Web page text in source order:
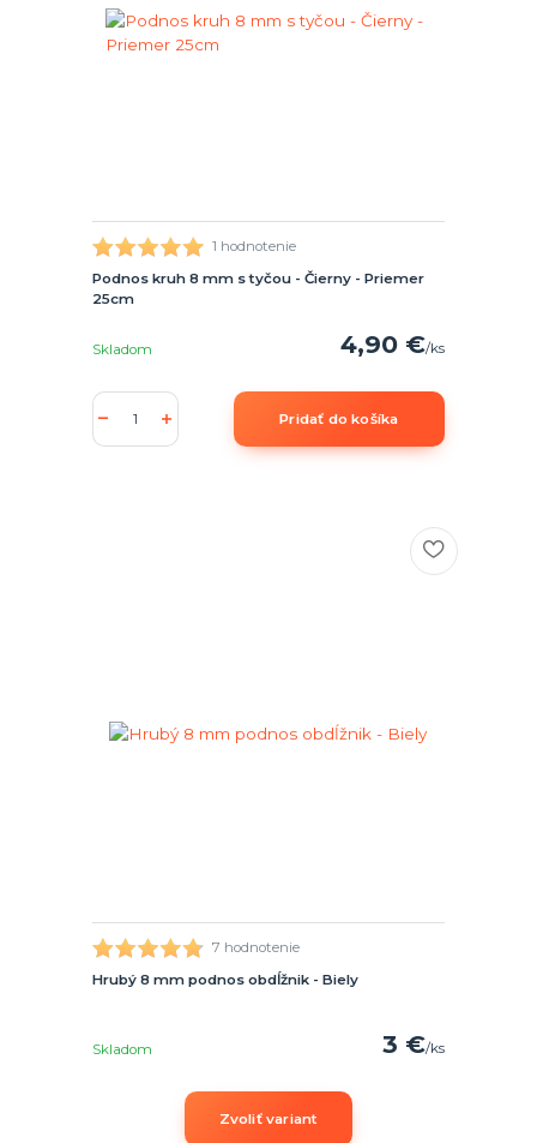
1 hodnotenie
Podnos kruh 8 mm s tyčou - Čierny - Priemer
25cm
4,90 €/ks
Skladom
Pridať do košíka
7 hodnotenie
Hrubý 8 mm podnos obdĺžnik - Biely
3 €/ks
Skladom
Zvoliť variant